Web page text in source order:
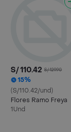
S/ 110.42 S/ 129.90
15%
(S/110.42/und)
Flores Ramo Freya
1Und